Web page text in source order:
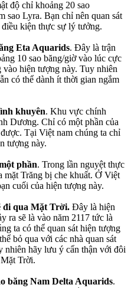
độ chỉ khoảng 20 sao
sao Lyra. Bạn chỉ nên quan sát
kiện thực sự lý tưởng.
Eta Aquarids. Đây là trận
10 sao băng/giờ vào lúc cực
hiện tượng này. Tuy nhiên
có thể dành ít thời gian ngắm
khuyên. Khu vực chính
Dương. Chỉ có một phần của
Tại Việt nam chúng ta chỉ
tượng này.
phần. Trong lần nguyệt thực
mặt Trăng bị che khuất. Ở Việt
cuối của hiện tượng này.
đi qua Mặt Trời. Đây là hiện
ra sẽ là vào năm 2117 tức là
ta có thể quan sát hiện tượng
bỏ qua với các nhà quan sát
nhiên hãy lưu ý cẩn thận với đôi
Trời.
băng Nam Delta Aquarids.